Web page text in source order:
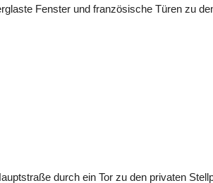
Fenster und französische Türen zu
durch ein Tor zu den privaten